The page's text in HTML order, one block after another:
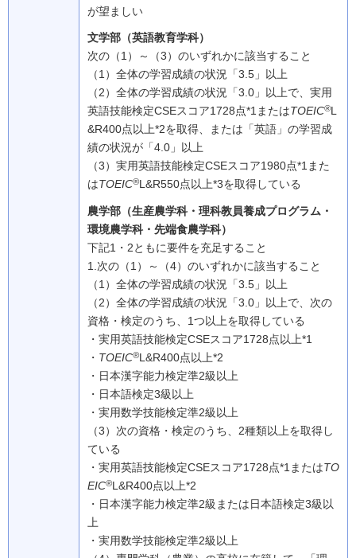
が望ましい
文学部（英語教育学科）
次の（1）～（3）のいずれかに該当すること
（1） 全体の学習成績の状況「3.5」以上
（2） 全体の学習成績の状況「3.0」以上で、実用
英語技能検定CSEスコア1728点*1またはTOEIC®L
&R400点以上*2を取得、または「英語」の学習成
績の状況が「4.0」以上
（3） 実用英語技能検定CSEスコア1980点*1また
はTOEIC®L&R550点以上*3を取得している
農学部（生産農学科・理科教員養成プログラム・
環境農学科・先端食農学科）
下記1・2ともに要件を充足すること
1.次の（1）～（4）のいずれかに該当すること
（1） 全体の学習成績の状況「3.5」以上
（2） 全体の学習成績の状況「3.0」以上で、次の
資格・検定のうち、1つ以上を取得している
・実用英語技能検定CSEスコア1728点以上*1
・ TOEIC®L&R400点以上*2
・日本漢字能力検定準2級以上
・日本語検定3級以上
・実用数学技能検定準2級以上
（3） 次の資格・検定のうち、2種類以上を取得し
ている
・実用英語技能検定CSEスコア1728点*1またはTO
EIC®L&R400点以上*2
・日本漢字能力検定準2級または日本語検定3級以
上
・実用数学技能検定準2級以上